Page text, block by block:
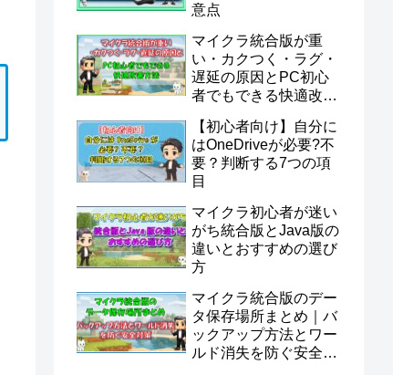
意点
マイクラ統合版が重
い・カクつく・ラグ・
遅延の原因とPC初心
者でもできる快適改善
【初心者向け】自分に
はOneDriveが必要?不
要？判断する7つの項
目
マイクラ初心者が迷い
がち統合版とJava版の
違いとおすすめの選び
方
マイクラ統合版のデー
タ保存場所まとめ｜バ
ックアップ方法とワー
ルド消失を防ぐ安全対